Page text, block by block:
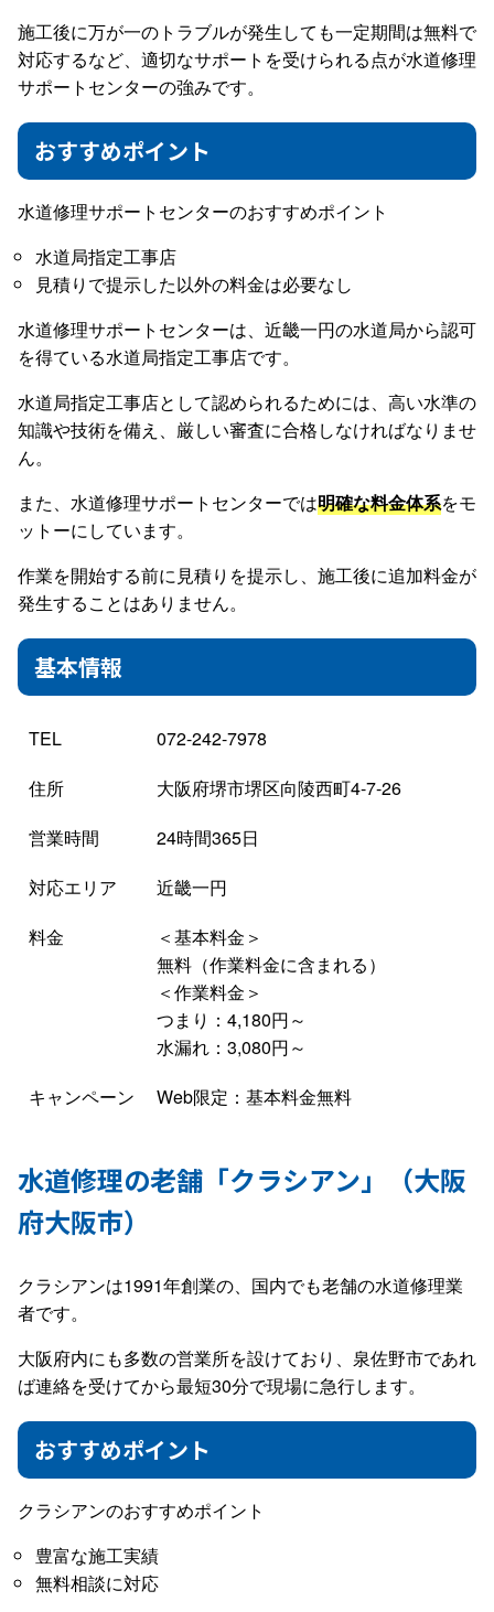
施工後に万が一のトラブルが発生しても一定期間は無料で
対応するなど、適切なサポートを受けられる点が水道修理
サポートセンターの強みです。
おすすめポイント
水道修理サポートセンターのおすすめポイント
水道局指定工事店
見積りで提示した以外の料金は必要なし
水道修理サポートセンターは、近畿一円の水道局から認可
を得ている水道局指定工事店です。
水道局指定工事店として認められるためには、高い水準の
知識や技術を備え、厳しい審査に合格しなければなりませ
ん。
また、水道修理サポートセンターでは明確な料金体系をモ
ットーにしています。
作業を開始する前に見積りを提示し、施工後に追加料金が
発生することはありません。
基本情報
TEL
072-242-7978
住所
大阪府堺市堺区向陵西町4-7-26
営業時間
24時間365日
対応エリア
近畿一円
料金
＜基本料金＞
無料（作業料金に含まれる）
＜作業料金＞
つまり：4,180円～
水漏れ：3,080円～
キャンペーン
Web限定：基本料金無料
水道修理の老舗「クラシアン」（大阪
府大阪市）
クラシアンは1991年創業の、国内でも老舗の水道修理業
者です。
大阪府内にも多数の営業所を設けており、泉佐野市であれ
ば連絡を受けてから最短30分で現場に急行します。
おすすめポイント
クラシアンのおすすめポイント
豊富な施工実績
無料相談に対応